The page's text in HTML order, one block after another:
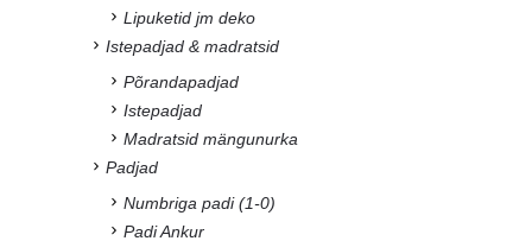
Lipuketid jm deko
Istepadjad & madratsid
Põrandapadjad
Istepadjad
Madratsid mängunurka
Padjad
Numbriga padi (1-0)
Padi Ankur